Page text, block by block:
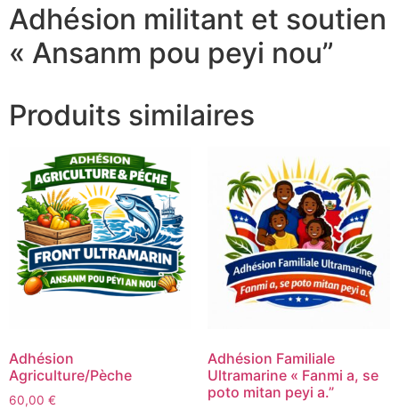
Adhésion militant et soutien
« Ansanm pou peyi nou”
Produits similaires
Adhésion
Agriculture/Pèche
60,00 €
Adhésion Familiale
Ultramarine « Fanmi a, se
poto mitan peyi a.”